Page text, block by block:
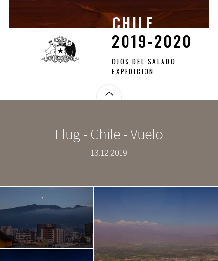
OJOS DEL SALADO
EXPEDICION
CHILE
2019-2020
CHILE
2019-2020
Flug - Chile - Vuelo
13.12.2019